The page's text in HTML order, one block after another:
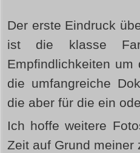
Der erste Eindruck
ist die klasse
Empfindlichkeiten um
die umfangreiche
die aber für die ein
Ich hoffe weitere
Zeit auf Grund